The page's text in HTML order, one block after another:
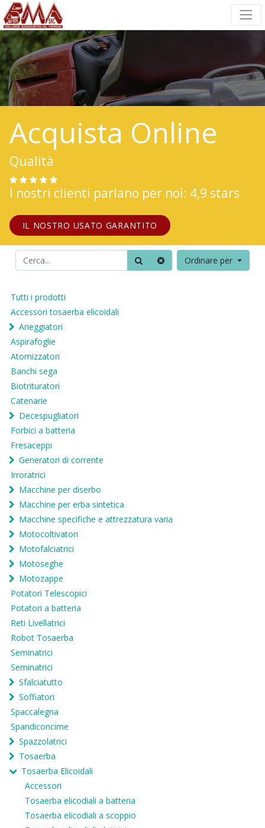
Acquista Online
Qualità
I nostri clienti parlano per noi: 4,9 stars
IL NOSTRO USATO GARANTITO
Ordinare per
Tutti i prodotti
Accessori tosaerba elicoidali
Arieggiatori
Aspirafoglie
Atomizzatori
Banchi sega
Biotrituratori
Catenarie
Decespugliatori
Forbici a batteria
Fresaceppi
Generatori di corrente
Irroratrici
Macchine per diserbo
Macchine per erba sintetica
Macchine specifiche e attrezzatura varia
Motocoltivatori
Motofalciatrici
Motoseghe
Motozappe
Potatori Telescopici
Potatori a batteria
Reti Livellatrici
Robot Tosaerba
Seminatrici
Seminatrici
Sfalciatutto
Soffiatori
Spaccalegna
Spandiconcime
Spazzolatrici
Tosaerba
Tosaerba Elicoidali
Accessori
Tosaerba elicodiali a batteria
Tosaerba elicodiali a scoppio